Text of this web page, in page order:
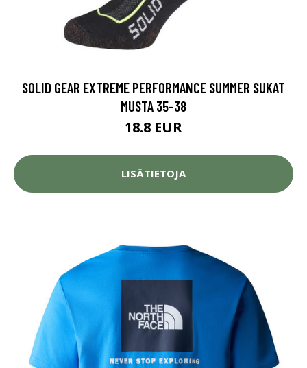
SOLID GEAR EXTREME PERFORMANCE SUMMER SUKAT
MUSTA 35-38
18.8 EUR
LISÄTIETOJA